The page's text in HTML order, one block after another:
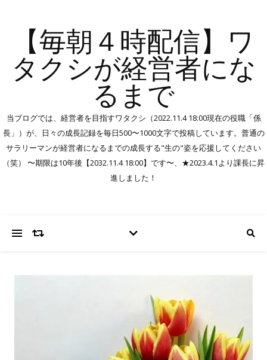
【毎朝４時配信】ワ
タクシが経営者にな
るまで
当ブログでは、経営者を目指すワタクシ（2022.11.4 18:00現在の役職「係
長」）が、日々の成長記録を毎日500〜1000文字で投稿しています。普通の
サラリーマンが経営者になるまでの成長する"生の"姿を応援してください
（笑） 〜期限は10年後【2032.11.4 18:00】です〜、★2023.4.1より課長に昇
進しました！